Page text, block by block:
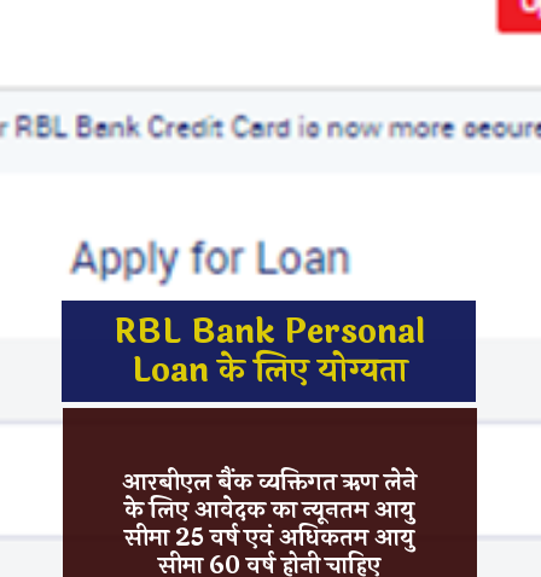
RBL Bank Personal
Loanके लिए योग्यता
आरबीएल बैंक व्यक्तिगत ऋण लेने
के लिए आवेदक का न्यूनतम आयु
सीमा25 वर्षएवं अधिकतम आयु
सीमा60 वर्षहोनी चाहिए